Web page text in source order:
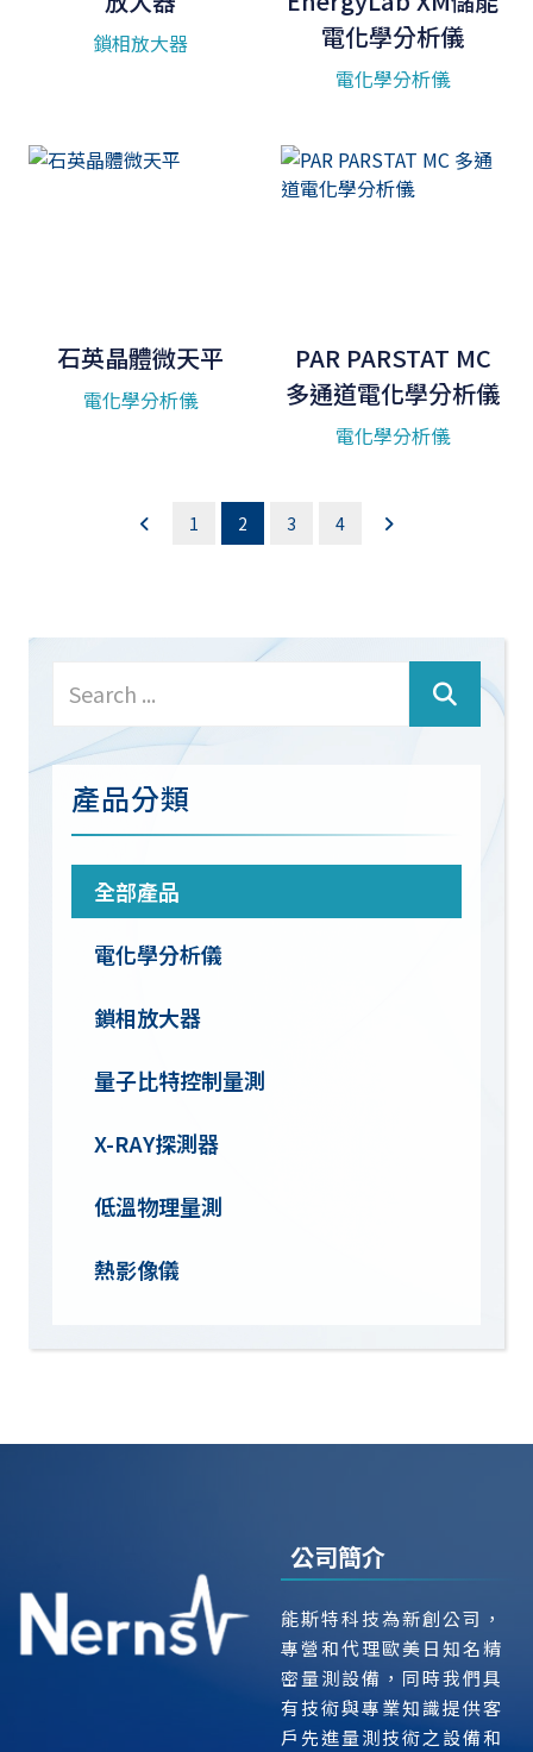
產品分類
全部產品
電化學分析儀
鎖相放大器
量子比特控制量測
X-RAY探測器
低溫物理量測
熱影像儀
鎖相放大器
電化學分析儀
電化學分析儀
石英晶體微天平
電化學分析儀
PAR PARSTAT MC
多通道電化學分析儀
電化學分析儀
1 2 3 4
公司簡介
能斯特科技為新創公司，
專營和代理歐美日知名精
密量測設備，同時我們具
有技術與專業知識提供客
戶先進量測技術之設備和